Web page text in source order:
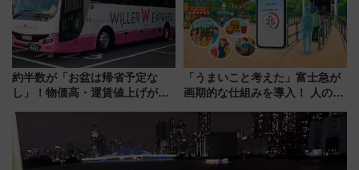
約半数が「お盆は帰省予定な
し」！物価高・運賃値上げが財
りたいけど……【WILLER お盆
帰省動向調査】
「うまいこと考えた」富士急が
画期的な仕組みを導入！ 人のか
ん」始動